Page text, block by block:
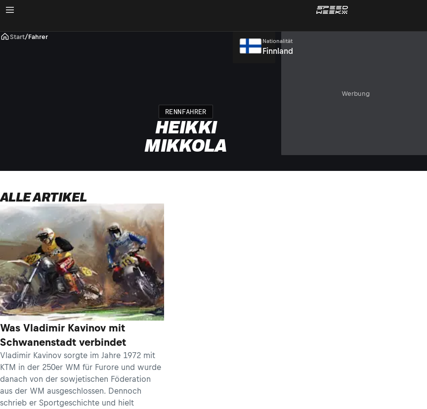
Start/Fahrer
RENNFAHRER
HEIKKI
MIKKOLA
Nationalität
Finnland
Werbung
ALLE ARTIKEL
Was Vladimir Kavinov mit
Schwanenstadt verbindet
Vladimir Kavinov sorgte im Jahre 1972 mit
KTM in der 250er WM für Furore und wurde
danach von der sowjetischen Föderation
aus der WM ausgeschlossen. Dennoch
schrieb er Sportgeschichte und hielt